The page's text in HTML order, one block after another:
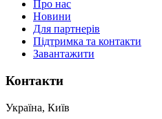
Про нас
Новини
Для партнерів
Підтримка та контакти
Завантажити
Контакти
Україна, Київ